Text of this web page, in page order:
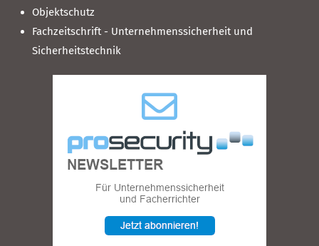
Objektschutz
Fachzeitschrift - Unternehmenssicherheit und
Sicherheitstechnik